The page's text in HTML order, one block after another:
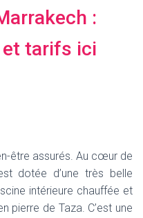
:
tarifs ici
être assurés. Au cœur de
dotée d’une très belle
intérieure chauffée et
pierre de Taza. C’est une